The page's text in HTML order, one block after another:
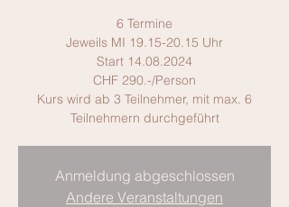
6 Termine
Jeweils MI 19.15-20.15 Uhr
Start 14.08.2024
CHF 290.-/Person
Kurs wird ab 3 Teilnehmer, mit max. 6
Teilnehmern durchgeführt
Anmeldung abgeschlossen
Andere Veranstaltungen